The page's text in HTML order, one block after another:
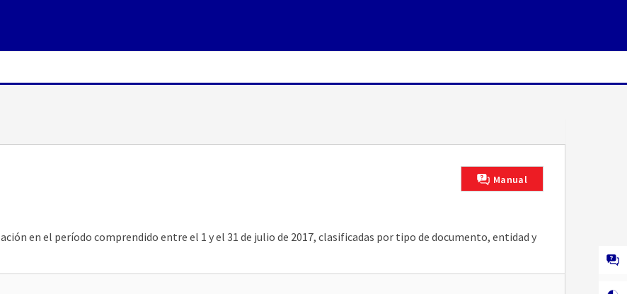
en el período comprendido entre el 1 y el 31 de julio de 2017, clasificadas por tipo de documento, entidad y
Manual